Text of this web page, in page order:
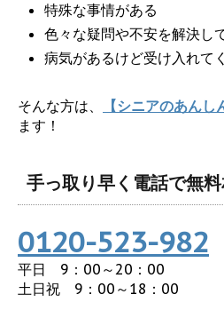
特殊な事情がある
色々な疑問や不安を解決し
病気があるけど受け入れて
そんな方は、 【シニアのあんし
ます！
手っ取り早く電話で無
0120-523-982
平日 9：00～20：00
土日祝 9：00～18：00